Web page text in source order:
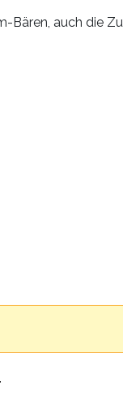
Bären, auch die